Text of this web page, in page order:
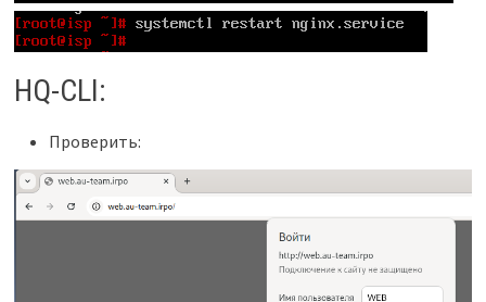
HQ-CLI:
Проверить: